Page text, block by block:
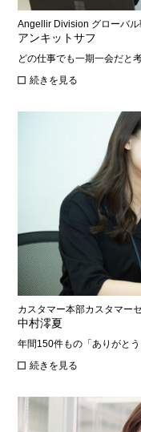
Angellir Division グローバ
アンキットサフ
どの仕事でも一期一会だと
続きを見る
カスタマー本部カスタマー
中村澪夏
年間150件もの「ありがと
続きを見る